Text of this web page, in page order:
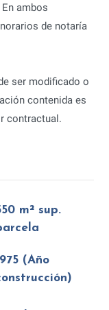
ambos
de notaría
ser modificado o
contenida es
contractual.
m² sup.
(Año